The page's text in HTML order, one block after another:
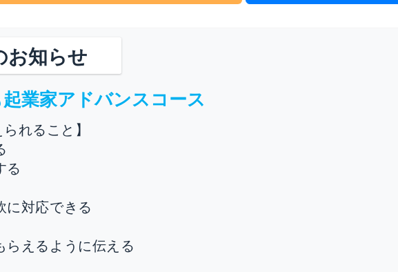
お知らせ
業家アドバンスコース
れること】
る
に対応できる
えるように伝える